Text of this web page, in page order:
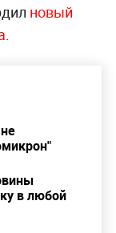
новый
.
в любой